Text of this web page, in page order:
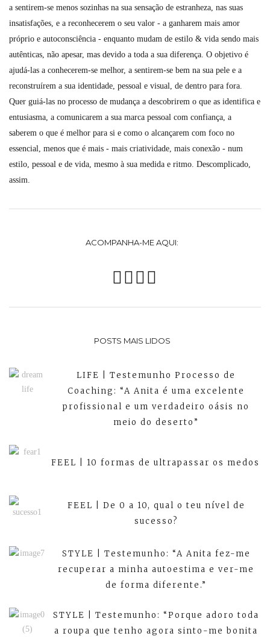
a sentirem-se menos sozinhas na sua sensação de estranheza, nas suas
insatisfações, e a reconhecerem o seu valor - a ganharem mais amor
próprio e autoconsciência - enquanto mudam de estilo & vida sendo mais
autênticas, não apesar, mas devido a toda a sua diferença. O objetivo é
ajudá-las a conhecerem-se melhor, a sentirem-se bem na sua pele e a
reconstruírem a sua identidade, pessoal e visual, de dentro para fora.
Quer guiá-las no processo de mudança a descobrirem o que as identifica e
entusiasma, a comunicarem a sua marca pessoal com confiança, a
saberem o que é melhor para si e como o alcançarem com foco no
essencial, menos que é mais - mais criatividade, mais conexão - num
estilo, pessoal e de vida, mesmo à sua medida e ritmo. Descomplicado,
assim.
ACOMPANHA-ME AQUI:
POSTS MAIS LIDOS
LIFE | Testemunho Processo de
Coaching: “A Anita é uma excelente
profissional e um verdadeiro oásis no
meio do deserto”
FEEL | 10 formas de ultrapassar os medos
FEEL | De 0 a 10, qual o teu nível de
sucesso?
STYLE | Testemunho: “A Anita fez-me
recuperar a minha autoestima e ver-me
de forma diferente.”
STYLE | Testemunho: “Porque adoro toda
a roupa que tenho agora sinto-me bonita